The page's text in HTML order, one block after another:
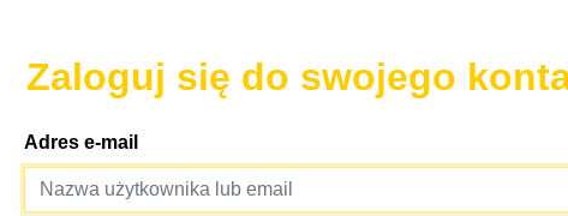
Zaloguj się do swojego
Adres e-mail